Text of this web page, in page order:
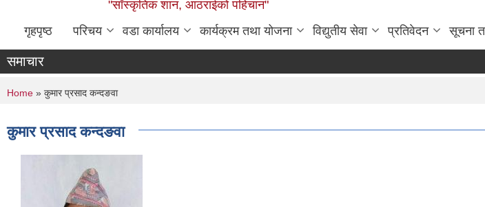
"साँस्कृतिक शान, आठराईको पहिचान"
गृहपृष्ठ परिचय वडा कार्यालय कार्यक्रम तथा योजना विद्युतीय सेवा प्रतिवेदन सूचना
समाचार
You are here
Home » कुमार प्रसाद कन्दङवा
कुमार प्रसाद कन्दङवा